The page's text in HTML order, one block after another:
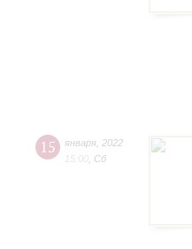
15 января 2022
15:00 Сб